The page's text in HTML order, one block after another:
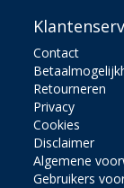
Contact
Retourneren
Privacy
Cookies
Disclaimer
Algemene
Gebruikers